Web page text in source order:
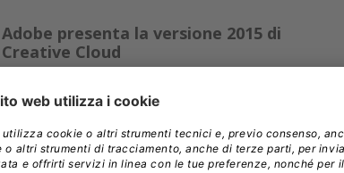
Adobe presenta la versione 2015 di
Creative Cloud
l’acquisto delle immagini: queste le principali novità per la
giugno, a cui si aggiungono miglioramenti e nuovi
strumenti...»